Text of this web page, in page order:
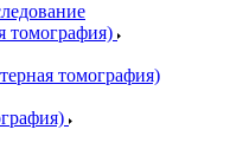
томография)
томография)